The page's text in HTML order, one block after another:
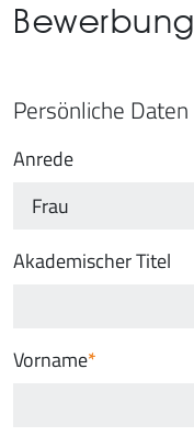
Bewerbung
Persönliche Daten
Anrede
Akademischer Titel
Vorname